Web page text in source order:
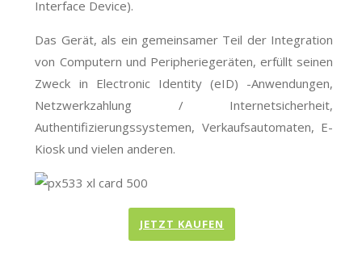
Interface Device).
Das Gerät, als ein gemeinsamer Teil der Integration
von Computern und Peripheriegeräten, erfüllt seinen
Zweck in Electronic Identity (eID) -Anwendungen,
Netzwerkzahlung / Internetsicherheit,
Authentifizierungssystemen, Verkaufsautomaten, E-
Kiosk und vielen anderen.
JETZT KAUFEN